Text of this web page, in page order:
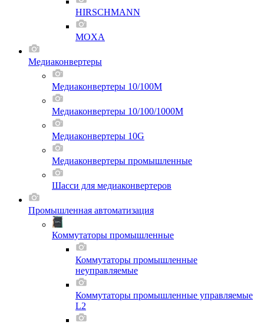
HIRSCHMANN
MOXA
Медиаконвертеры
Медиаконвертеры 10/100M
Медиаконвертеры 10/100/1000M
Медиаконвертеры 10G
Медиаконвертеры промышленные
Шасси для мeдиаконвертеров
Промышленная автоматизация
Коммутаторы промышленные
Коммутаторы промышленные
неуправляемые
Коммутаторы промышленные управляемые
L2